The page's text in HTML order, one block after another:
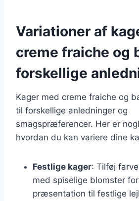
Variationer af
creme fraiche og
forskellige
Kager med creme fraiche og
til forskellige anledninger og
smagspræferencer. Her er
hvordan du kan variere dine
Festlige kager: Tilføj
med spiselige blomster
præsentation til festlige